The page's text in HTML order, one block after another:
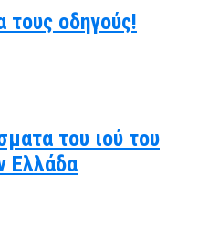
τους οδηγούς!
του ιού του
Ελλάδα